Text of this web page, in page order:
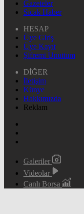
Gazeteler
Sıcak Haber
HESAP
Üye Giriş
Üye Kayıt
Şifremi Unuttum
DİĞER
İletişim
Künye
Hakkımızda
Reklam
Galeriler
Videolar
Canlı Borsa